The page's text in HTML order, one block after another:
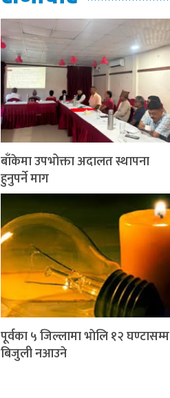
बाँकेमा उपभोक्ता अदालत स्थापना
हुनुपर्ने माग
पूर्वका ५ जिल्लामा भाेलि १२ घण्टासम्म
बिजुली नआउने